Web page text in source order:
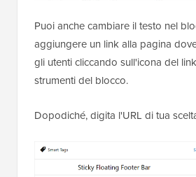
Puoi anche cambiare il testo nel
aggiungere un link alla pagina
gli utenti cliccando sull'icona del
strumenti del blocco.
Dopodiché, digita l'URL di tua